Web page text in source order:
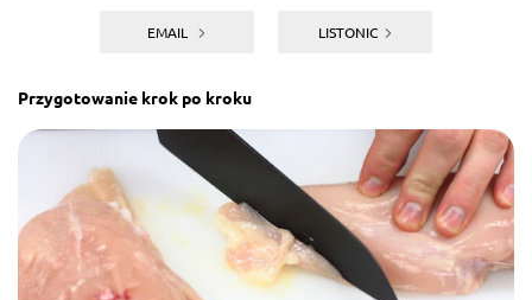
EMAIL LISTONIC
Przygotowanie krok po kroku